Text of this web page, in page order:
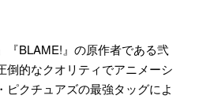
『BLAME!』の原作者である弐
倒的なクオリティでアニメーシ
ピクチュアズの最強タッグによ